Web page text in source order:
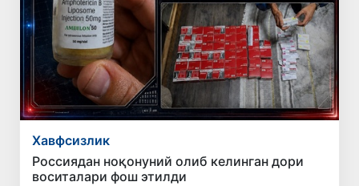
Хавфсизлик
Россиядан ноқонуний олиб келинган дори
воситалари фош этилди